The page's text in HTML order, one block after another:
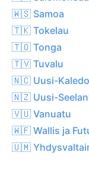
🇼🇸 Samoa
🇹🇰 Tokelau
🇹🇴 Tonga
🇹🇻 Tuvalu
🇳🇨 Uusi-
🇳🇿 Uusi-
🇻🇺 Vanuatu
🇼🇫 Wallis ja
🇺🇲